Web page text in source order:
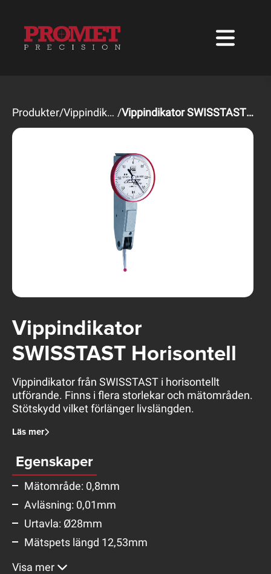
Produkter/ Vippindikatorer / Vippindikator SWISSTAST Horisontell
Vippindikator
SWISSTAST Horisontell
Vippindikator från SWISSTAST i horisontellt
utförande. Finns i flera storlekar och mätområden.
Stötskydd vilket förlänger livslängden.
Läs mer
Egenskaper
Mätområde: 0,8mm
Avläsning: 0,01mm
Urtavla: Ø28mm
Mätspets längd 12,53mm
Visa mer